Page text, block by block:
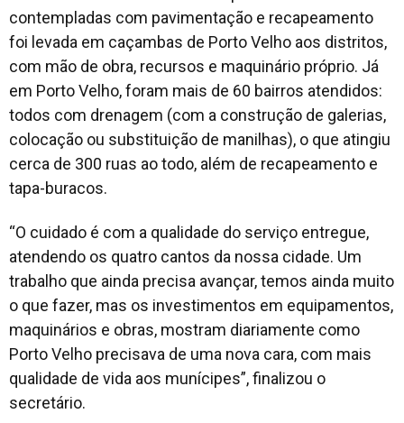
contempladas com pavimentação e recapeamento
foi levada em caçambas de Porto Velho aos distritos,
com mão de obra, recursos e maquinário próprio. Já
em Porto Velho, foram mais de 60 bairros atendidos:
todos com drenagem (com a construção de galerias,
colocação ou substituição de manilhas), o que atingiu
cerca de 300 ruas ao todo, além de recapeamento e
tapa-buracos.
“O cuidado é com a qualidade do serviço entregue,
atendendo os quatro cantos da nossa cidade. Um
trabalho que ainda precisa avançar, temos ainda muito
o que fazer, mas os investimentos em equipamentos,
maquinários e obras, mostram diariamente como
Porto Velho precisava de uma nova cara, com mais
qualidade de vida aos munícipes”, finalizou o
secretário.